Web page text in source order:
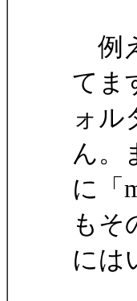
例
てま
ォル
ん。
に「
もそ
には